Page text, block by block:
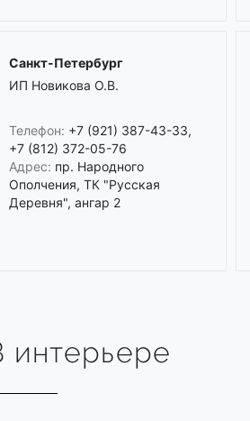
Санкт-Петербург
ИП Новикова О.В.
Телефон: +7 (921) 387-43-33,
+7 (812) 372-05-76
Адрес: пр. Народного
Ополчения, ТК "Русская
Деревня", ангар 2
интерьере